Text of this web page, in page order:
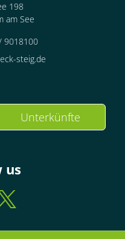
198
am See
9018100
steig.de
Unterkünfte
us